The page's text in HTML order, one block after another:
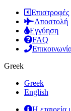
Επιστροφές
Αποστολή
Εγγύηση
FAQ
Greek
Greek
English
Η εταιρεία